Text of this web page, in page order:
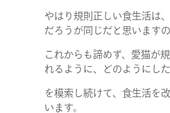
CONTACT
やはり規則正しい食生活は
だろうが同じだと思います
これからも諦めず、愛猫が
れるように、どのようにし
を模索し続けて、食生活を
います。